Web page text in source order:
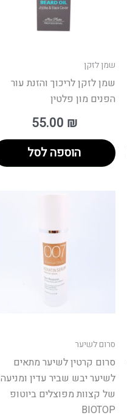
שמן לזקן
שמן לזקן לריכוך והזנת עור
הפנים מון פלטין
55.00 ₪
הוספה לסל
סרום לשיער
סרום קרטין לשיער מתאים
לשיער יבש שביר עדין ומניעה
של קצוות מפוצלים ביוטופ
BIOTOP